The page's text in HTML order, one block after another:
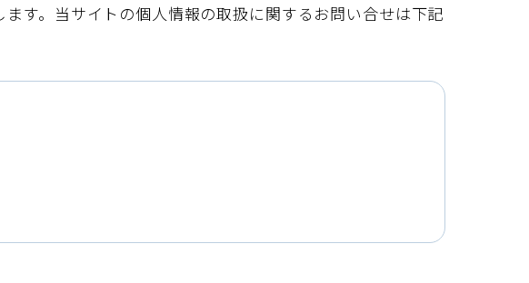
す。当サイトの個人情報の取扱に関するお問い合せは下記